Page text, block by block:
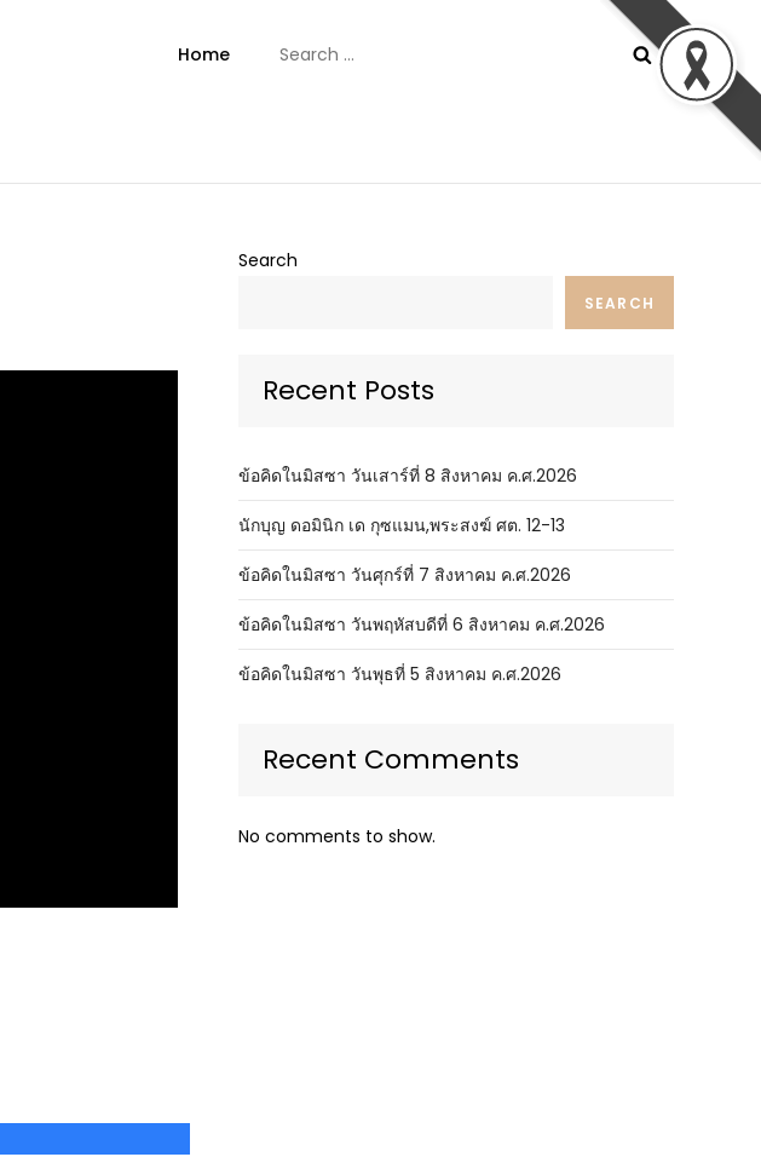
Home
for:
Search
SEARCH
Recent Posts
ข้อคิดในมิสซา วันเสาร์ที่ 8 สิงหาคม ค.ศ.2026
นักบุญ ดอมินิก เด กุซแมน,พระสงฆ์ ศต. 12-13
ข้อคิดในมิสซา วันศุกร์ที่ 7 สิงหาคม ค.ศ.2026
ข้อคิดในมิสซา วันพฤหัสบดีที่ 6 สิงหาคม ค.ศ.2026
ข้อคิดในมิสซา วันพุธที่ 5 สิงหาคม ค.ศ.2026
Recent Comments
No comments to show.